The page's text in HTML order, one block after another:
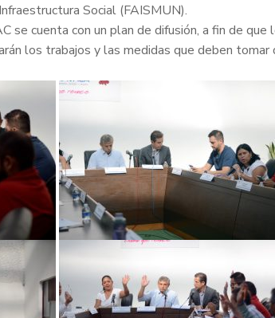
Social (FAISMUN).
cuenta con un plan de difusión, a fin de
los trabajos y las medidas que deben